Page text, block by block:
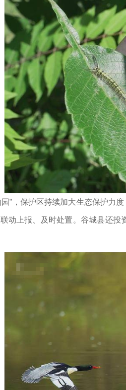
”，保护区持续加大生态保护力
动上报、及时处置。谷城县还